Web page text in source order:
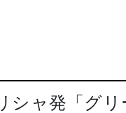
シャ発「グ